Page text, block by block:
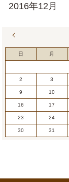
2016年12月
日 月
2 3
9 10
16 17
23 24
30 31